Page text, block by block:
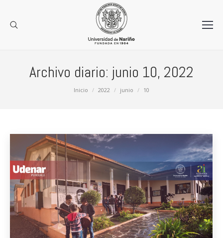
Archivo diario: junio 10, 2022
Inicio 2022 junio 10